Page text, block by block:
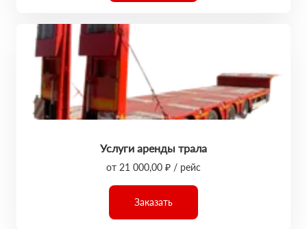
Услуги аренды трала
от 21 000,00 ₽ / рейс
Заказать